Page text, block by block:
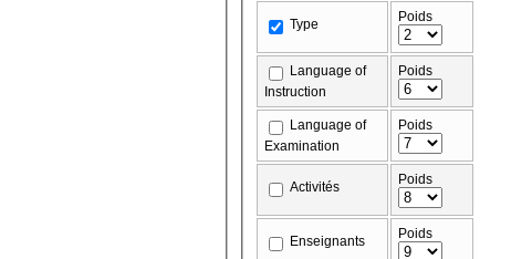
Type Poids
Language of
Instruction
Poids
Language of
Examination
Poids
Activités Poids
Enseignants Poids